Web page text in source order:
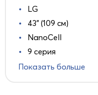
LG
43" (109 см)
NanoCell
9 серия
Показать больше